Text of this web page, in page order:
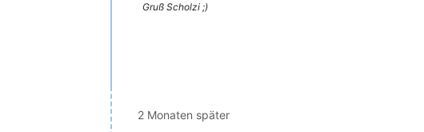
Gruß Scholzi ;)
2 Monaten später